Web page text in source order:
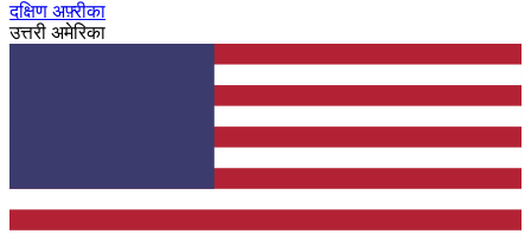
दक्षिण अफ़्रीका
उत्तरी अमेरिका